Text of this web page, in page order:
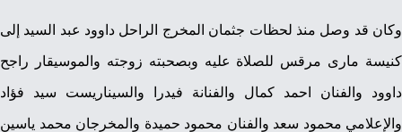
وكان قد وصل منذ لحظات جثمان المخرج الراحل داوود عبد السيد إلى
كنيسة مارى مرقس للصلاة عليه وبصحبته زوجته والموسيقار راجح
داوود والفنان احمد كمال والفنانة فيدرا والسيناريست سيد فؤاد
والإعلامي محمود سعد والفنان محمود حميدة والمخرجان محمد ياسين